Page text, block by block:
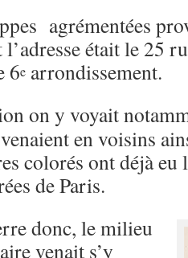
agrémentées
était le 25
6e arrondissement.
on y voyait
en voisins
colorés ont déjà eu
de Paris.
donc, le milieu
venait s’y